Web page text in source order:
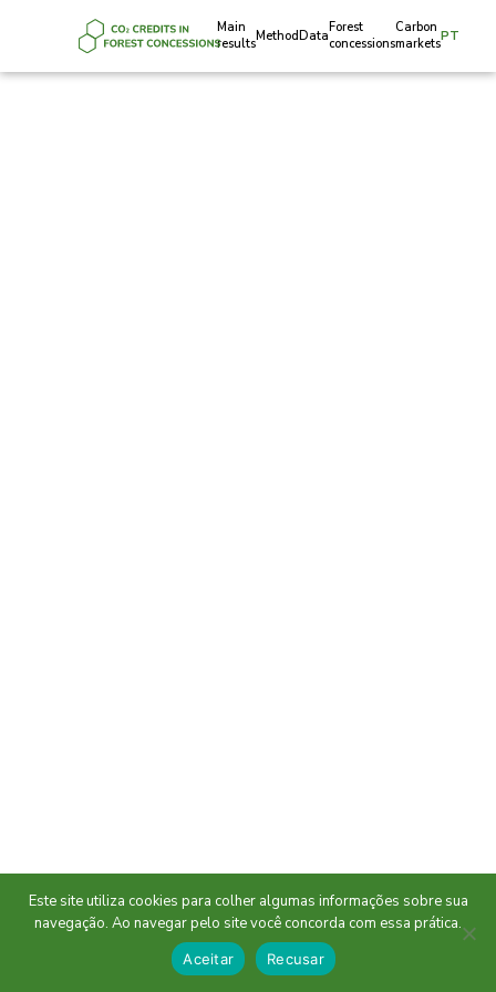
Main
resultsMethod DataForest
concessions
Carbon
marketsPT
Este site utiliza cookies para colher algumas informações sobre sua
navegação. Ao navegar pelo site você concorda com essa prática.
Aceitar Recusar